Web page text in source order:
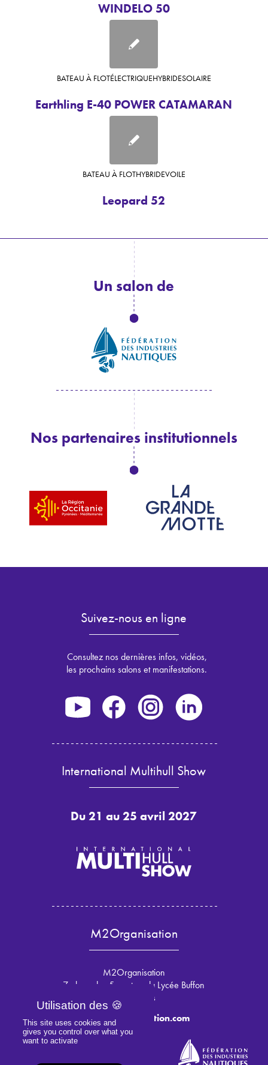
WINDELO 50
Earthling E-40 POWER CATAMARAN
BATEAU À FLOTÉLECTRIQUEHYBRIDESOLAIRE
Leopard 52
BATEAU À FLOTHYBRIDEVOILE
Nos partenaires institutionnels
Un salon de
Suivez-nous en ligne
Consultez nos dernières infos, vidéos,
les prochains salons et manifestations.
International Multihull Show
Du 21 au 25 avril 2027
M2Organisation
M2Organisation
7 place des 5 martyrs du Lycée Buffon
75015 Paris
info@m2organisation.com
This site uses cookies and
gives you control over what you
want to activate